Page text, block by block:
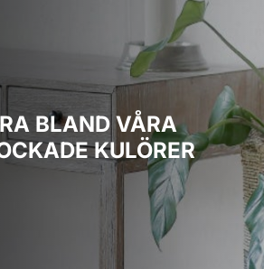
BLAND VÅRA
KULÖRER